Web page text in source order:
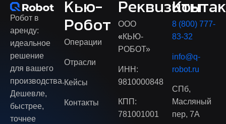
Робот в
аренду:
идеальное
решение
для вашего
производства.
Дешевле,
быстрее,
точнее
Кью-
Робот
Операции
Отрасли
Кейсы
Контакты
Реквизиты
ООО
«КЬЮ-
РОБОТ»
ИНН:
9810000848
КПП:
781001001
8 (800) 777-
83-32
info@q-
robot.ru
СПб,
Масляный
пер, 7А